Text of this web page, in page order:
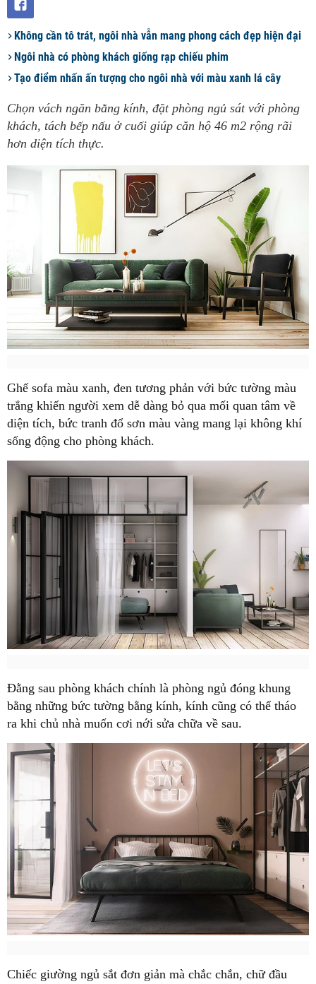
Không cần tô trát, ngôi nhà vẫn mang phong cách đẹp hiện đại
Ngôi nhà có phòng khách giống rạp chiếu phim
Tạo điểm nhấn ấn tượng cho ngôi nhà với màu xanh lá cây
Chọn vách ngăn bằng kính, đặt phòng ngủ sát với phòng
khách, tách bếp nấu ở cuối giúp căn hộ 46 m2 rộng rãi
hơn diện tích thực.
Ghế sofa màu xanh, đen tương phản với bức tường màu
trắng khiến người xem dễ dàng bỏ qua mối quan tâm về
diện tích, bức tranh đổ sơn màu vàng mang lại không khí
sống động cho phòng khách.
Đằng sau phòng khách chính là phòng ngủ đóng khung
bằng những bức tường bằng kính, kính cũng có thể tháo
ra khi chủ nhà muốn cơi nới sửa chữa về sau.
Chiếc giường ngủ sắt đơn giản mà chắc chắn, chữ đầu